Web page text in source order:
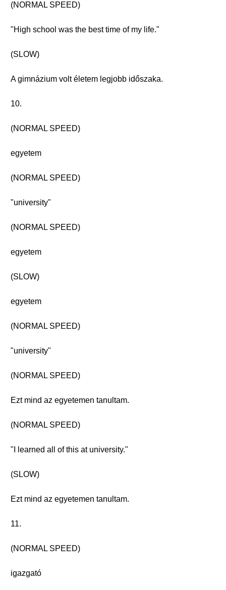
(NORMAL SPEED)
"High school was the best time of my life."
(SLOW)
A gimnázium volt életem legjobb időszaka.
10.
(NORMAL SPEED)
egyetem
(NORMAL SPEED)
"university"
(NORMAL SPEED)
egyetem
(SLOW)
egyetem
(NORMAL SPEED)
"university"
(NORMAL SPEED)
Ezt mind az egyetemen tanultam.
(NORMAL SPEED)
"I learned all of this at university."
(SLOW)
Ezt mind az egyetemen tanultam.
11.
(NORMAL SPEED)
igazgató